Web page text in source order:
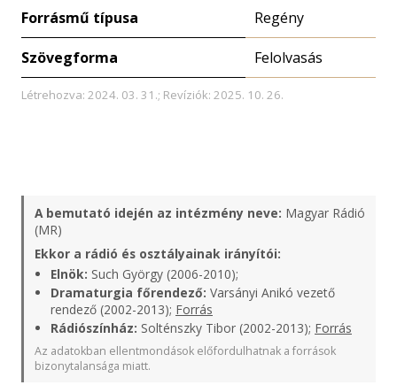
Forrásmű típusa Regény
Szövegforma Felolvasás
Létrehozva: 2024. 03. 31.; Revíziók: 2025. 10. 26.
A bemutató idején az intézmény neve: Magyar Rádió
(MR)
Ekkor a rádió és osztályainak irányítói:
Elnök: Such György (2006-2010);
Dramaturgia főrendező: Varsányi Anikó vezető
rendező (2002-2013); Forrás
Rádiószínház: Solténszky Tibor (2002-2013); Forrás
Az adatokban ellentmondások előfordulhatnak a források
bizonytalansága miatt.